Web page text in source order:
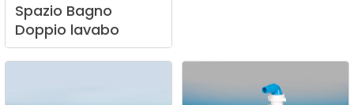
Spazio Bagno
Doppio lavabo